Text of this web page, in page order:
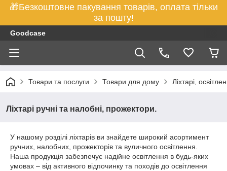
🎁Безкоштовне пакування товарів, оплата тільки
за пошту!
Goodcase
Товари та послуги Товари для дому Ліхтарі,
Ліхтарі ручні та налобні, прожектори.
У нашому розділі ліхтарів ви знайдете широкий асортимент
ручних, налобних, прожекторів та вуличного освітлення.
Наша продукція забезпечує надійне освітлення в будь-яких
умовах – від активного відпочинку та походів до освітлення